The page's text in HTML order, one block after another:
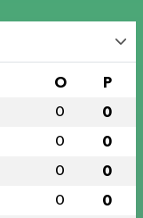
O P
0 0
0 0
0 0
0 0